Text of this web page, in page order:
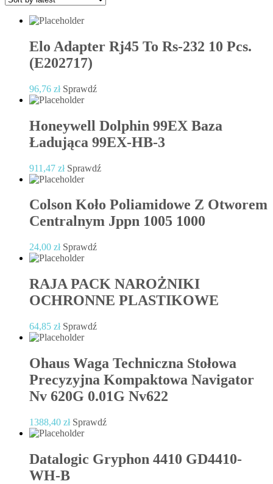
Elo Adapter Rj45 To Rs-232 10 Pcs.
(E202717)
96,76 zł Sprawdź
Honeywell Dolphin 99EX Baza
Ładująca 99EX-HB-3
911,47 zł Sprawdź
Colson Koło Poliamidowe Z Otworem
Centralnym Jppn 1005 1000
24,00 zł Sprawdź
RAJA PACK NAROŻNIKI
OCHRONNE PLASTIKOWE
64,85 zł Sprawdź
Ohaus Waga Techniczna Stołowa
Precyzyjna Kompaktowa Navigator
Nv 620G 0.01G Nv622
1388,40 zł Sprawdź
Datalogic Gryphon 4410 GD4410-
WH-B